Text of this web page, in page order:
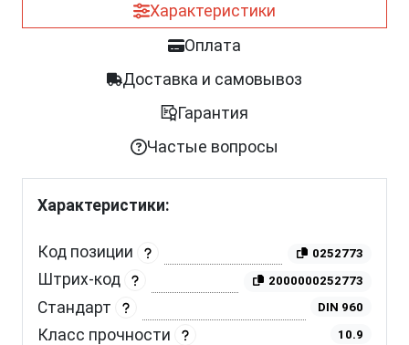
Характеристики
Оплата
Доставка и самовывоз
Гарантия
Частые вопросы
Характеристики:
Код позиции 0252773
Штрих-код 2000000252773
Стандарт DIN 960
Класс прочности 10.9